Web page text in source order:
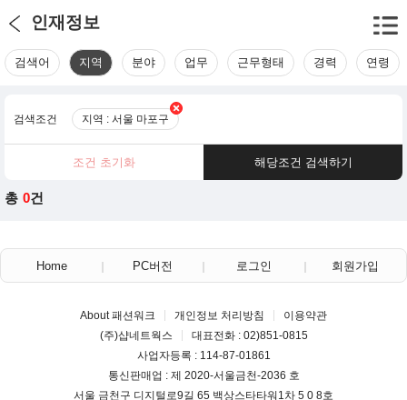
인재정보
검색어 지역 분야 업무 근무형태 경력 연령
검색조건 지역 : 서울 마포구
조건 초기화 해당조건 검색하기
총 0건
Home PC버전 로그인 회원가입
About 패션워크 개인정보 처리방침
이용약관
(주)샵네트웍스
대표전화 : 02)851-0815
사업자등록 : 114-87-01861
통신판매업 : 제 2020-서울금천-2036 호
서울 금천구 디지털로9길 65 백상스타타워1차 5 0 8호